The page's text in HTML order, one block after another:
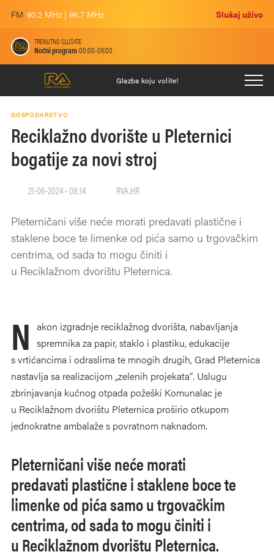
FM 90.2 MHz | 96.7 MHz Slušaj uživo
TRENUTNO SLUŠATE
Noćni program00:00-06:00
Glazba koju volite!
GOSPODARSTVO
Reciklažno dvorište u Pleternici
bogatije za novi stroj
21-06-2024 • 08:14 RVA.HR
Pleterničani više neće morati predavati plastične i
staklene boce te limenke od pića samo u trgovačkim
centrima, od sada to mogu činiti i
u Reciklažnom dvorištu Pleternica.
N akon izgradnje reciklažnog dvorišta, nabavljanja
spremnika za papir, staklo i plastiku, edukacije
s vrtićancima i odraslima te mnogih drugih, Grad Pleternica
nastavlja sa realizacijom „zelenih projekata“. Uslugu
zbrinjavanja kućnog otpada požeški Komunalac je
u Reciklažnom dvorištu Pleternica proširio otkupom
jednokratne ambalaže s povratnom naknadom.
Pleterničani više neće morati
predavati plastične i staklene boce te
limenke od pića samo u trgovačkim
centrima, od sada to mogu činiti i
u Reciklažnom dvorištu Pleternica.